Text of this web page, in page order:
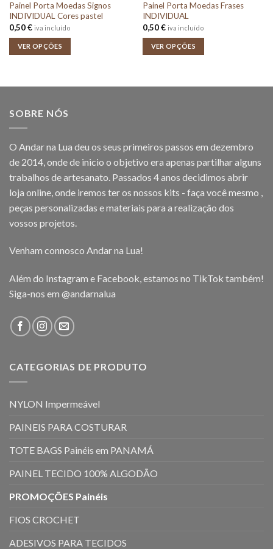
Painel Porta Moedas Signos
INDIVIDUAL Cores pastel
0,50€ iva incluído
VER OPÇÕES
Painel Porta Moedas Frases
INDIVIDUAL
0,50€ iva incluído
VER OPÇÕES
SOBRE NÓS
O Andar na Lua deu os seus primeiros passos em dezembro
de 2014, onde de inicio o objetivo era apenas partilhar alguns
trabalhos de artesanato. Passados 4 anos decidimos abrir
loja online, onde iremos ter os nossos kits - faça você mesmo ,
peças personalizadas e materiais para a realização dos
vossos projetos.
Venham connosco Andar na Lua!
Além do Instagram e Facebook, estamos no TikTok também!
Siga-nos em @andarnalua
CATEGORIAS DE PRODUTO
NYLON Impermeável
PAINEIS PARA COSTURAR
TOTE BAGS Painéis em PANAMÁ
PAINEL TECIDO 100% ALGODÃO
PROMOÇÕES Painéis
FIOS CROCHET
ADESIVOS PARA TECIDOS